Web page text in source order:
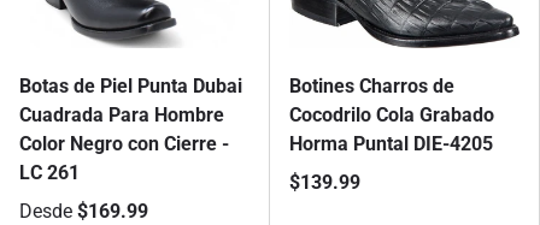
Botas de Piel Punta Dubai
Cuadrada Para Hombre
Color Negro con Cierre -
LC 261
Desde $169.99
Botines Charros de
Cocodrilo Cola Grabado
Horma Puntal DIE-4205
$139.99